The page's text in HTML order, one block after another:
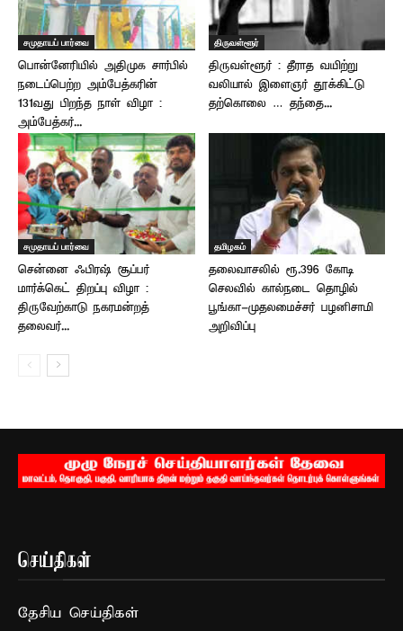
சமுதாயப் பார்வை
பொன்னேரியில் அதிமுக சார்பில்
நடைப்பெற்ற அம்பேத்கரின்
131வது பிறந்த நாள் விழா :
அம்பேத்கர்...
திருவள்ளூர்
திருவள்ளூர் : தீராத வயிற்று
வலியால் இளைஞர் தூக்கிட்டு
தற்கொலை … தந்தை...
சமுதாயப் பார்வை
சென்னை ஃபிரஷ் சூப்பர்
மார்க்கெட் திறப்பு விழா :
திருவேற்காடு நகரமன்றத்
தலைவர்...
தமிழகம்
தலைவாசலில் ரூ.396 கோடி
செலவில் கால்நடை தொழில்
பூங்கா-முதலமைச்சர் பழனிசாமி
அறிவிப்பு
செய்திகள்
தேசிய செய்திகள்